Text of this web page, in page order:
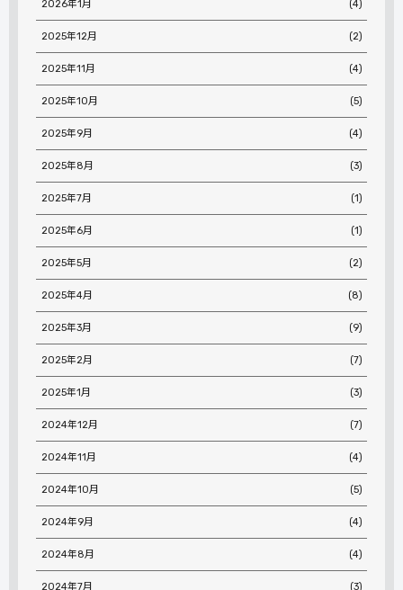
2026年1月 (4)
2025年12月 (2)
2025年11月 (4)
2025年10月 (5)
2025年9月 (4)
2025年8月 (3)
2025年7月 (1)
2025年6月 (1)
2025年5月 (2)
2025年4月 (8)
2025年3月 (9)
2025年2月 (7)
2025年1月 (3)
2024年12月 (7)
2024年11月 (4)
2024年10月 (5)
2024年9月 (4)
2024年8月 (4)
2024年7月 (3)